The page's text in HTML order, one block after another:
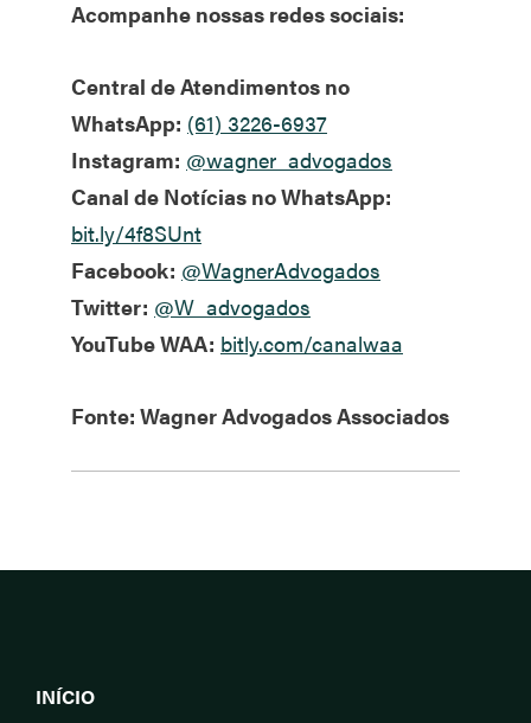
Acompanhe nossas redes sociais:
Central de Atendimentos no
WhatsApp: (61) 3226-6937
Instagram: @wagner_advogados
Canal de Notícias no WhatsApp:
bit.ly/4f8SUnt
Facebook: @WagnerAdvogados
Twitter: @W_advogados
YouTube WAA: bitly.com/canalwaa
Fonte: Wagner Advogados Associados
INÍCIO